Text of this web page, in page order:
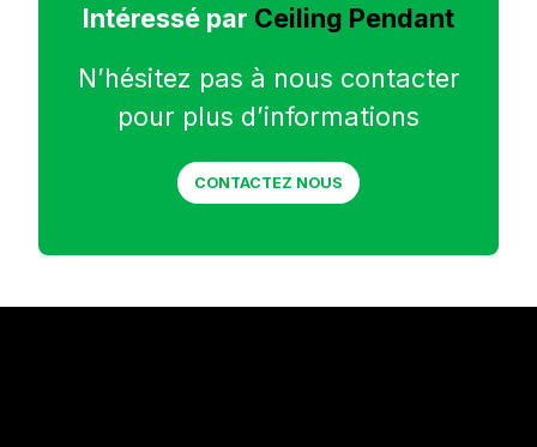
Intéressé par Ceiling Pendant
N’hésitez pas à nous contacter
pour plus d’informations
CONTACTEZ NOUS